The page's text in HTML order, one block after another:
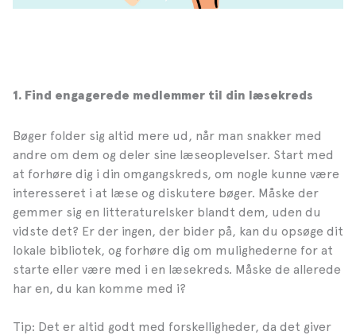
1. Find engagerede medlemmer til din læsekreds
Bøger folder sig altid mere ud, når man snakker med
andre om dem og deler sine læseoplevelser. Start med
at forhøre dig i din omgangskreds, om nogle kunne være
interesseret i at læse og diskutere bøger. Måske der
gemmer sig en litteraturelsker blandt dem, uden du
vidste det? Er der ingen, der bider på, kan du opsøge dit
lokale bibliotek, og forhøre dig om mulighederne for at
starte eller være med i en læsekreds. Måske de allerede
har en, du kan komme med i?
Tip: Det er altid godt med forskelligheder, da det giver